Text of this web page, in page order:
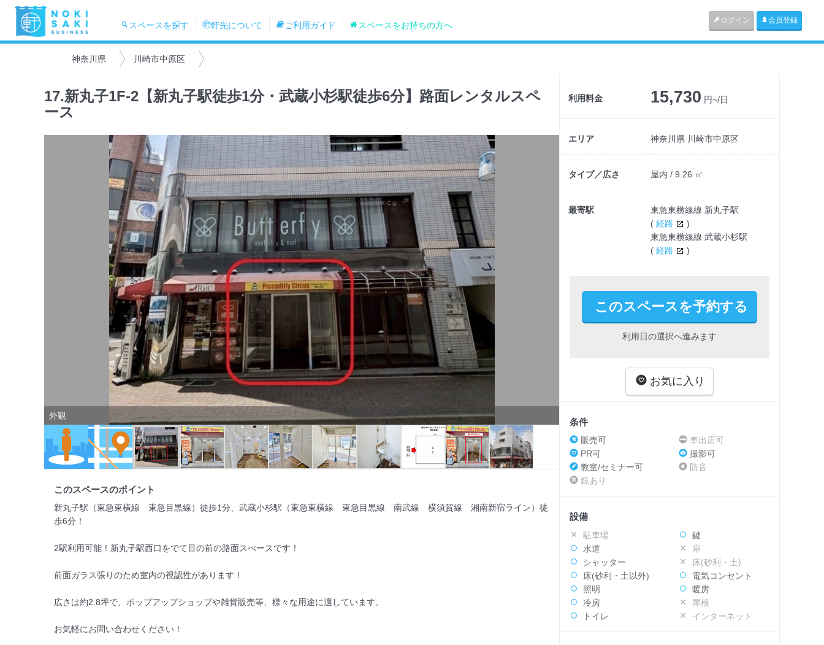
スペースを探す 軒先について ご利用ガイド スペースをお持ちの方へ ログイン 会員登録
神奈川県 川崎市中原区
17.新丸子1F-2【新丸子駅徒歩1分・武蔵小杉駅徒歩6分】路面レンタルスペ
ース
外観
利用料金 15,730 円~/日
エリア 神奈川県 川崎市中原区
タイプ／広さ 屋内 / 9.26 ㎡
最寄駅
東急東横線線 新丸子駅
( 経路
)
東急東横線線 武蔵小杉駅
( 経路 )
このスペースを予約する
利用日の選択へ進みます
お気に入り
条件
販売可
車出店可
PR可
撮影可
教室/セミナー可
防音
鏡あり
設備
駐車場
鍵
水道
扉
シャッター
床(砂利・土)
床(砂利・土以外)
電気コンセント
照明
暖房
冷房
屋根
トイレ
インターネット
このスペースのポイント
新丸子駅（東急東横線　東急目黒線）徒歩1分、武蔵小杉駅（東急東横線　東急目黒線　南武線　横須賀線　湘南新宿ライン）徒
歩6分！
2駅利用可能！新丸子駅西口をでて目の前の路面スぺースです！
前面ガラス張りのため室内の視認性があります！
広さは約2.8坪で、ポップアップショップや雑貨販売等、様々な用途に適しています。
お気軽にお問い合わせください！